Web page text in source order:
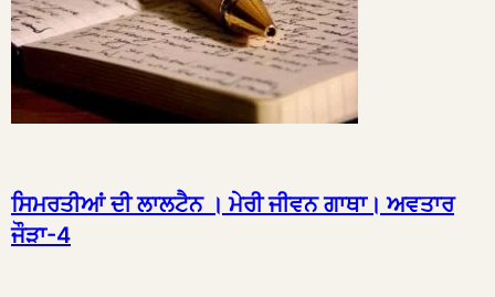
ਸਿਮਰਤੀਆਂ ਦੀ ਲਾਲਟੈਨ । ਮੇਰੀ ਜੀਵਨ ਗਾਥਾ। ਅਵਤਾਰ
ਜੌੜਾ-4